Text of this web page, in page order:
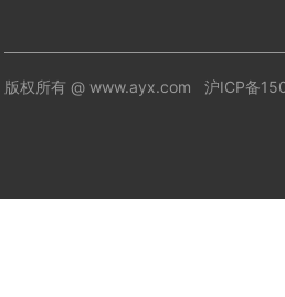
版权所有 @ www.ayx.com沪ICP备